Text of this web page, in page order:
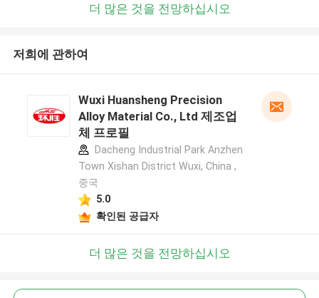
더 많은 것을 전망하십시오
저희에 관하여
Wuxi Huansheng Precision
Alloy Material Co., Ltd 제조업
체 프로필
Dacheng Industrial Park Anzhen
Town Xishan District Wuxi, China ,
중국
5.0
확인된 공급자
더 많은 것을 전망하십시오